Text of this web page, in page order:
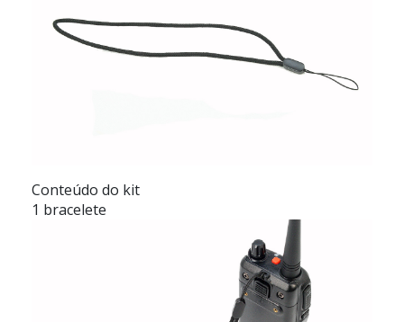
Conteúdo do kit
1 bracelete